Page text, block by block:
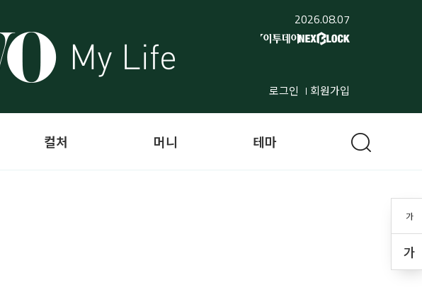
2026.08.07
로그인 회원가입
가
가
컬처 머니 테마